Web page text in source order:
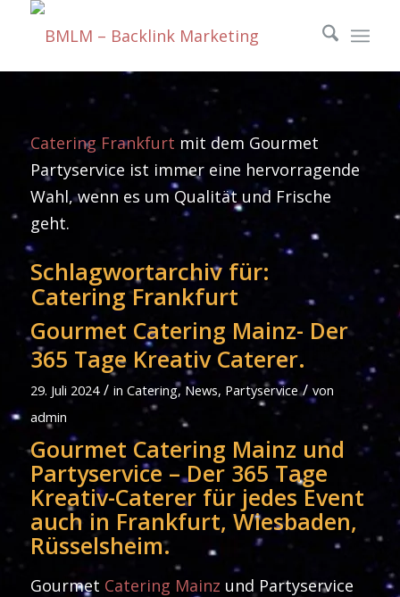
Catering Frankfurt mit dem Gourmet
Partyservice ist immer eine hervorragende
Wahl, wenn es um Qualität und Frische
geht.
Schlagwortarchiv für:
Catering Frankfurt
Gourmet Catering Mainz- Der
365 Tage Kreativ Caterer.
29. Juli 2024 / in Catering, News, Partyservice / von
admin
Gourmet Catering Mainz und
Partyservice – Der 365 Tage
Kreativ-Caterer für jedes Event
auch in Frankfurt, Wiesbaden,
Rüsselsheim.
Gourmet Catering Mainz und Partyservice